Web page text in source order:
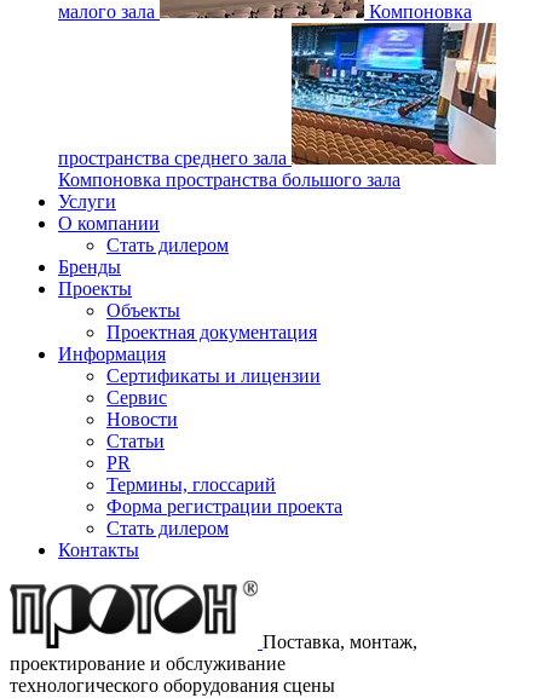
малого зала Компоновка
пространства среднего зала
Компоновка пространства большого зала
Услуги
О компании
Стать дилером
Бренды
Проекты
Объекты
Проектная документация
Информация
Сертификаты и лицензии
Сервис
Новости
Статьи
PR
Термины, глоссарий
Форма регистрации проекта
Стать дилером
Контакты
Поставка, монтаж,
проектирование и обслуживание
технологического оборудования сцены